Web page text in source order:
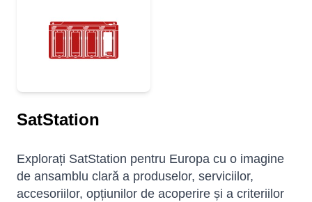
SatStation
Explorați SatStation pentru Europa cu o imagine
de ansamblu clară a produselor, serviciilor,
accesoriilor, opțiunilor de acoperire și a criteriilor